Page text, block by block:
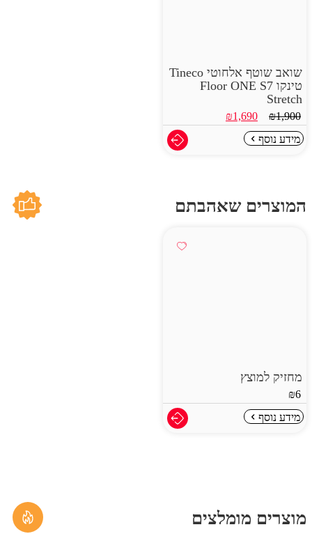
שואב שוטף אלחוטי Tineco
טינקו Floor ONE S7
Stretch
₪1,900
₪1,690
מידע נוסף
המוצרים שאהבתם
מחזיק למוצץ
₪6
מידע נוסף
מוצרים מומלצים